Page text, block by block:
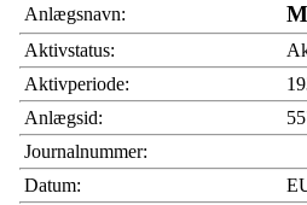
Anlægsnavn:
Aktivstatus:
Aktivperiode:
Anlægsid:
Journalnummer:
Datum: